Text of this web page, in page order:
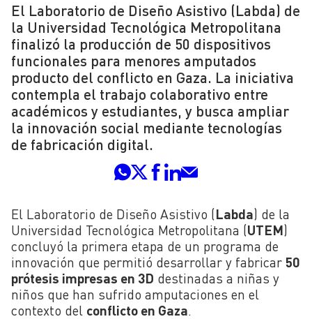
El Laboratorio de Diseño Asistivo (Labda) de
la Universidad Tecnológica Metropolitana
finalizó la producción de 50 dispositivos
funcionales para menores amputados
producto del conflicto en Gaza. La iniciativa
contempla el trabajo colaborativo entre
académicos y estudiantes, y busca ampliar
la innovación social mediante tecnologías
de fabricación digital.
El Laboratorio de Diseño Asistivo (Labda) de la
Universidad Tecnológica Metropolitana (UTEM)
concluyó la primera etapa de un programa de
innovación que permitió desarrollar y fabricar 50
prótesis impresas en 3D destinadas a niñas y
niños que han sufrido amputaciones en el
contexto del conflicto en Gaza